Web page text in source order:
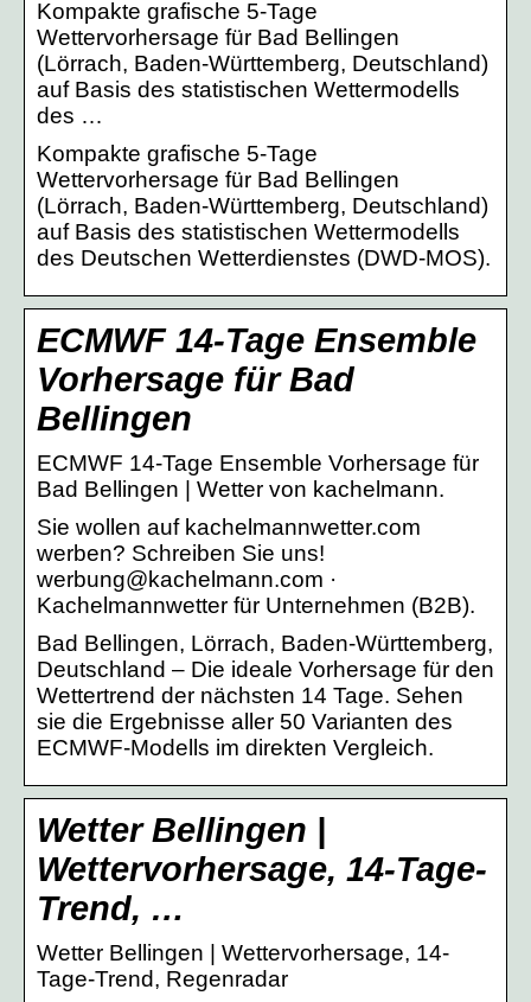
Kompakte grafische 5-Tage
Wettervorhersage für Bad Bellingen
(Lörrach, Baden-Württemberg, Deutschland)
auf Basis des statistischen Wettermodells
des …
Kompakte grafische 5-Tage
Wettervorhersage für Bad Bellingen
(Lörrach, Baden-Württemberg, Deutschland)
auf Basis des statistischen Wettermodells
des Deutschen Wetterdienstes (DWD-MOS).
ECMWF 14-Tage Ensemble
Vorhersage für Bad
Bellingen
ECMWF 14-Tage Ensemble Vorhersage für
Bad Bellingen | Wetter von kachelmann.
Sie wollen auf kachelmannwetter.com
werben? Schreiben Sie uns!
werbung@kachelmann.com ·
Kachelmannwetter für Unternehmen (B2B).
Bad Bellingen, Lörrach, Baden-Württemberg,
Deutschland – Die ideale Vorhersage für den
Wettertrend der nächsten 14 Tage. Sehen
sie die Ergebnisse aller 50 Varianten des
ECMWF-Modells im direkten Vergleich.
Wetter Bellingen |
Wettervorhersage, 14-Tage-
Trend, …
Wetter Bellingen | Wettervorhersage, 14-
Tage-Trend, Regenradar